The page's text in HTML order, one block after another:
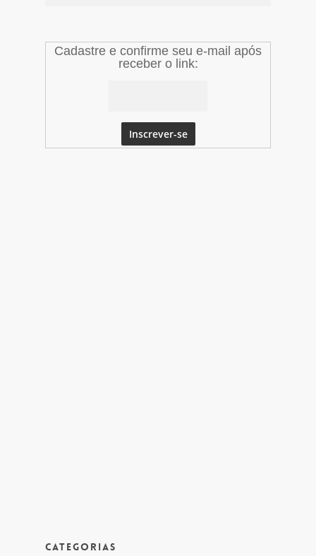
Cadastre e confirme seu e-mail após
receber o link:
Categorias